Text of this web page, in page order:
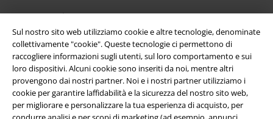
Sul nostro sito web utilizziamo cookie e altre tecnologie, denominate
collettivamente "cookie". Queste tecnologie ci permettono di
raccogliere informazioni sugli utenti, sul loro comportamento e sui
loro dispositivi. Alcuni cookie sono inseriti da noi, mentre altri
provengono dai nostri partner. Noi e i nostri partner utilizziamo i
cookie per garantire laffidabilità e la sicurezza del nostro sito web,
per migliorare e personalizzare la tua esperienza di acquisto, per
Programmi partner
Sostenibilità